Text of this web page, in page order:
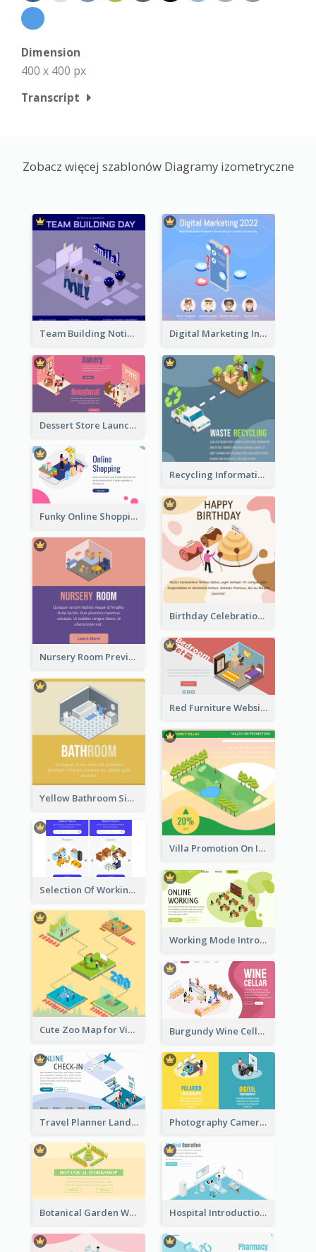
Dimension
400 x 400 px
Transcript
Zobacz więcej szablonów Diagramy izometryczne
Team Building Notification Post With Isometric Diagram Digital Marketing Instagram Post With Isometric Graphics
Dessert Store Launching Slide With Isometric Diagram
Recycling Information Graphic With Isometric Diagram
Funky Online Shopping Header With Isometric Diagram
Birthday Celebration Graphic With Cute Isometric Diagram
Nursery Room Preview With Isometric Diagram
Red Furniture Website Landing Page With Isometric Diagram
Yellow Bathroom Sign With Isometric Diagram
Villa Promotion On Instagram With Isometric Diagram
Selection Of Working Space With Isometric Graphics
Working Mode Intro To Management With Isometric Diagram
Cute Zoo Map for Visitors With Isometric Diagram Burgundy Wine Cellar Website Landing Page
Travel Planner Landing Page With Isometric Diagram Photography Camera Comparison With Isometric Graphics
Botanical Garden Workshop Sign In Web Banner Hospital Introduction Landing Page With Isometric Diagram